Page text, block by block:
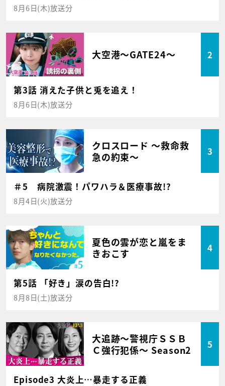
8月6日(木)放送分
大空港～GATE24～ 2
第3話 消えた子供と兎を追え！
8月6日(木)放送分
クロスロード ～救命救
急の約束～
3
＃5 病院激震！パワハラ＆医療事故!?
8月4日(火)放送分
夏色の雲が恋と嵐をま
きおこす
4
第5話 「好き」涙の告白!?
8月8日(土)放送分
大追跡～警視庁ＳＳＢ
Ｃ強行犯係～ Season2
5
Episode3 大炎上…暴走する正義